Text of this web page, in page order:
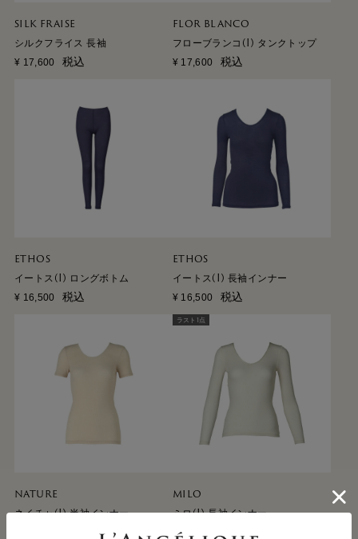
SILK FRAISE
シルクフライス 長袖
¥ 17,600 税込
FLOR BLANCO
フローブランコ(I) タンクトップ
¥ 17,600 税込
ETHOS
イートス(I) ロングボトム
¥ 16,500 税込
ETHOS
イートス(I) 長袖インナー
¥ 16,500 税込
NATURE
ネイチャ(I) 半袖インナー
ラスト1点
MILO
ミロ(I) 長袖インナー
¥ 16,500